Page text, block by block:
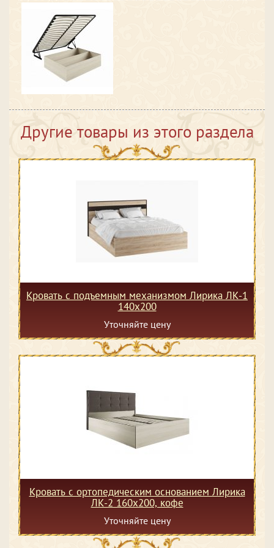
Другие товары из этого раздела
Кровать с подъемным механизмом Лирика ЛК-1
140х200
Уточняйте цену
Кровать с ортопедическим основанием Лирика
ЛК-2 160х200, кофе
Уточняйте цену